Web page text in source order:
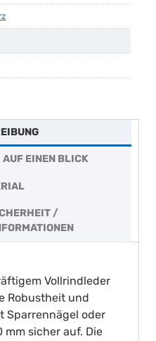
EINEN BLICK
/
Vollrindleder
Robustheit und
Sparrennägel oder
sicher auf. Die